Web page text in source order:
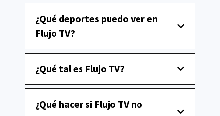
¿Qué deportes puedo ver en
Flujo TV?
¿Qué tal es Flujo TV?
¿Qué hacer si Flujo TV no